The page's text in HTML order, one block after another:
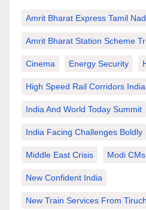
Amrit Bharat Express Tamil
Amrit Bharat Station Scheme
Cinema Energy Security
High Speed Rail Corridors India
India And World Today Summit
India Facing Challenges Boldly
Middle East Crisis Modi
New Confident India
New Train Services From